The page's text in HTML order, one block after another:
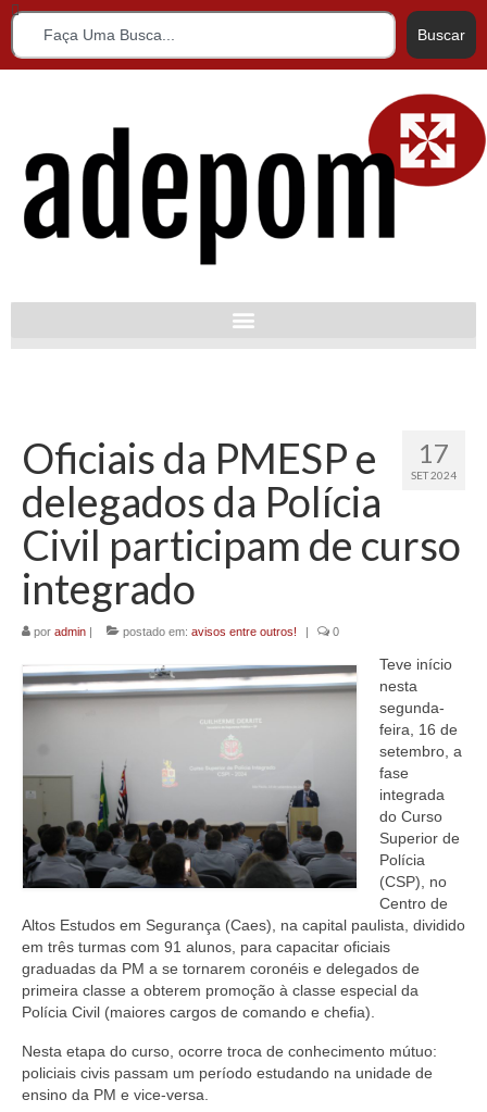
Buscar
17
SET 2024
Oficiais da PMESP e
delegados da Polícia
Civil participam de curso
integrado
por admin | postado em: avisos entre outros! | 0
Teve início
nesta
segunda-
feira, 16 de
setembro, a
fase
integrada
do Curso
Superior de
Polícia
(CSP), no
Centro de
Altos Estudos em Segurança (Caes), na capital paulista, dividido
em três turmas com 91 alunos, para capacitar oficiais
graduadas da PM a se tornarem coronéis e delegados de
primeira classe a obterem promoção à classe especial da
Polícia Civil (maiores cargos de comando e chefia).
Nesta etapa do curso, ocorre troca de conhecimento mútuo:
policiais civis passam um período estudando na unidade de
ensino da PM e vice-versa.